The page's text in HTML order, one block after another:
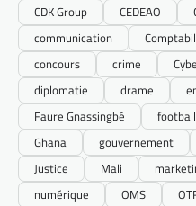
CDK Group
CEDEAO
communication
concours
crime
diplomatie
drame
Faure Gnassingbé
football
Ghana
gouvernement
Justice
Mali
numérique
OMS